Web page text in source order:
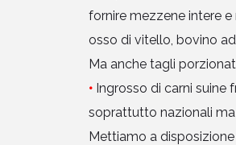
fornire mezzene intere e
osso di vitello, bovino
Ma anche tagli
• Ingrosso di carni suine
soprattutto nazionali
Mettiamo a